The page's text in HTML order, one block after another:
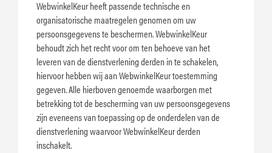
WebwinkelKeur heeft passende technische en
organisatorische maatregelen genomen om uw
persoonsgegevens te beschermen. WebwinkelKeur
behoudt zich het recht voor om ten behoeve van het
leveren van de dienstverlening derden in te schakelen,
hiervoor hebben wij aan WebwinkelKeur toestemming
gegeven. Alle hierboven genoemde waarborgen met
betrekking tot de bescherming van uw persoonsgegevens
zijn eveneens van toepassing op de onderdelen van de
dienstverlening waarvoor WebwinkelKeur derden
inschakelt.